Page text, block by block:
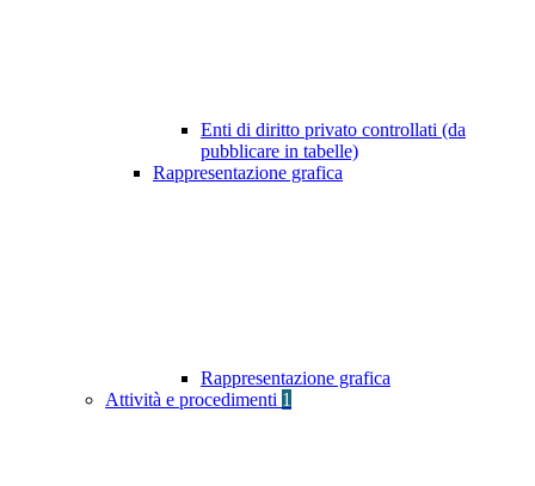
Enti di diritto privato controllati (da
pubblicare in tabelle)
Rappresentazione grafica
Rappresentazione grafica
Attività e procedimenti 1